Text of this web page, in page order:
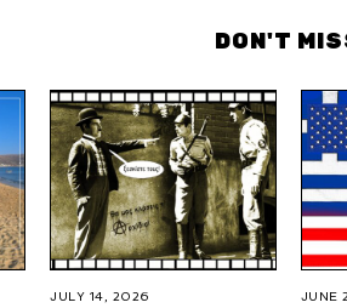
DON'T
JULY 14, 2026 JUNE